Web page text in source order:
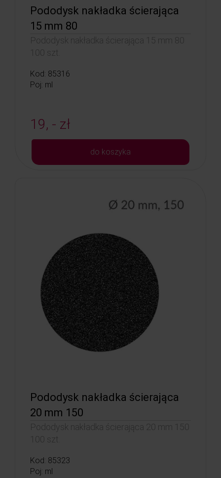
Pododysk nakładka ścierająca
15 mm 80
Pododysk nakładka ścierająca 15 mm 80
100 szt.
Kod: 85316
Poj: ml
19, - zł
do koszyka
Pododysk nakładka ścierająca
20 mm 150
Pododysk nakładka ścierająca 20 mm 150
100 szt.
Kod: 85323
Poj: ml